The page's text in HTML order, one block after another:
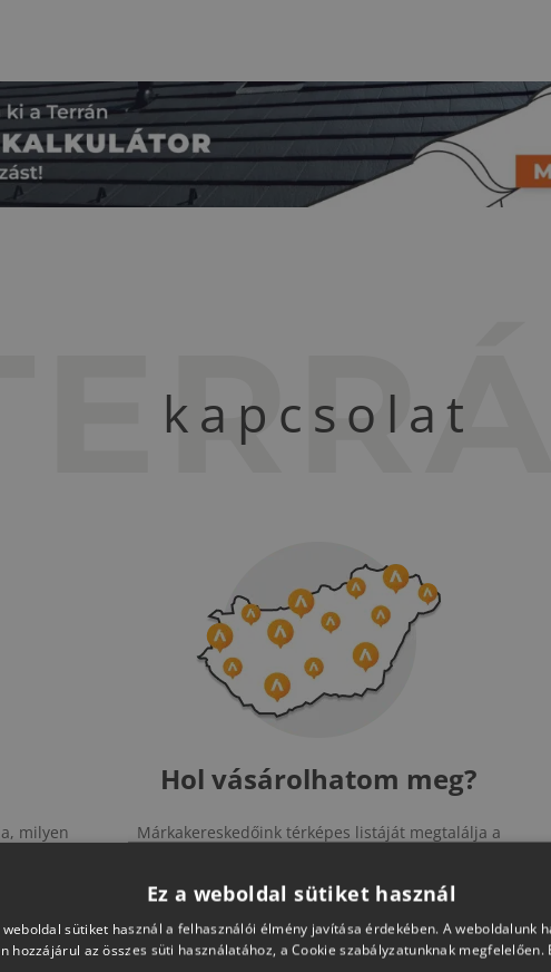
kapcsolat
milyen
Hol vásárolhatom meg?
Márkakereskedőink térképes listáját megtalálja a
Ez a weboldal sütiket használ
weboldal sütiket használ a felhasználói élmény javítása érdekében. A weboldalunk
hozzájárul az összes süti használatához, a Cookie szabályzatunknak megfelelően.